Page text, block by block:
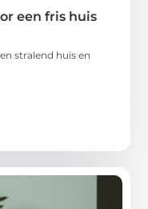
een fris huis
stralend huis en